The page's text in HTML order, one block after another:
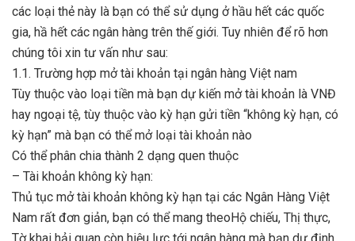
các loại thẻ này là bạn có thể sử dụng ở hầu hết các quốc
gia, hầ hết các ngân hàng trên thế giới. Tuy nhiên để rõ hơn
chúng tôi xin tư vấn như sau:
1.1. Trường hợp mở tài khoản tại ngân hàng Việt nam
Tùy thuộc vào loại tiền mà bạn dự kiến mở tài khoản là VNĐ
hay ngoại tệ, tùy thuộc vào kỳ hạn gửi tiền “không kỳ hạn, có
kỳ hạn” mà bạn có thể mở loại tài khoản nào
Có thể phân chia thành 2 dạng quen thuộc
– Tài khoản không kỳ hạn:
Thủ tục mở tài khoản không kỳ hạn tại các Ngân Hàng Việt
Nam rất đơn giản, bạn có thể mang theoHộ chiếu, Thị thực,